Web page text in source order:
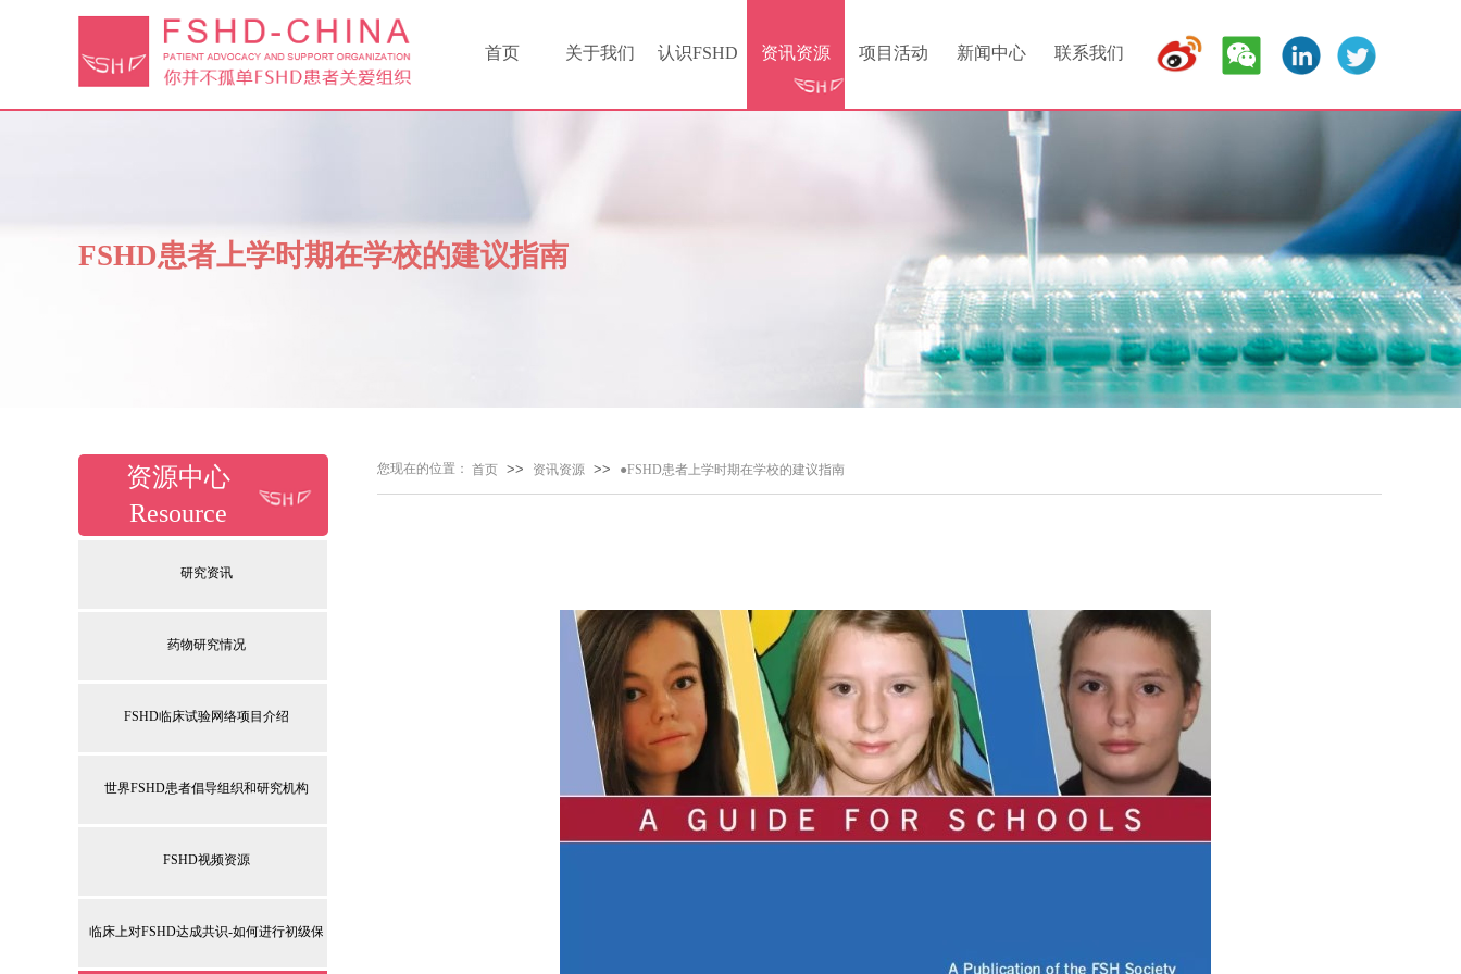
首页 关于我们 认识FSHD 资讯资源 项目活动 新闻中心 联系我们
FSHD患者上学时期在学校的建议指南
研究资讯
药物研究情况
FSHD临床试验网络项目介绍
世界FSHD患者倡导组织和研究机构
FSHD视频资源
临床上对FSHD达成共识-如何进行初级保健护理
资源中心
Resource
您现在的位置： 首页 >> 资讯资源 >> ●FSHD患者上学时期在学校的建议指南